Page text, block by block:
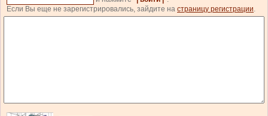
Если Вы еще не зарегистрировались, зайдите на страницу регистрации.